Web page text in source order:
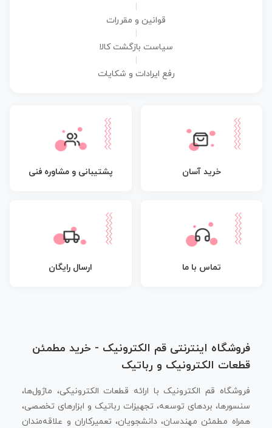
قوانین و مقررات
سیاست بازگشت کالا
رفع ایرادات و شکایات
خرید آسان پشتیبانی و مشاوره فنی
تماس با ما ارسال رایگان
فروشگاه اینترنتی قم الکترونیک - خرید مطمئن
قطعات الکترونیک و رباتیک
فروشگاه قم الکترونیک با ارائه قطعات الکترونیکی، ماژول‌ها،
سنسورها، بردهای توسعه، تجهیزات رباتیک و ابزارهای تخصصی،
همراه مطمئن مهندسان، دانشجویان، تعمیرکاران و علاقه‌مندان